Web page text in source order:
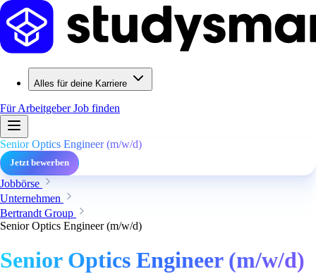
Alles für deine Karriere
Für ArbeitgeberJob finden
Senior Optics Engineer (m/w/d)
Jetzt bewerben
Jobbörse
Unternehmen
Bertrandt Group
Senior Optics Engineer (m/w/d)
Senior Optics Engineer (m/w/d)